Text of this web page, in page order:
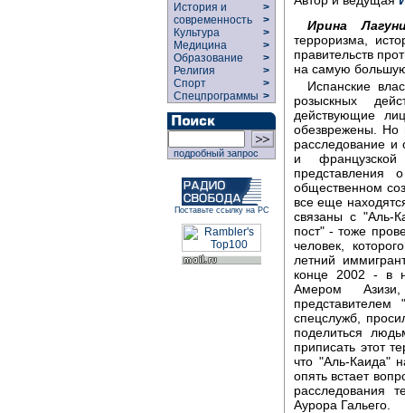
История и
современность
>
>
Культура
>
Медицина
>
Образование
>
Религия
>
Спорт
>
Спецпрограммы >
подробный запрос
Поставьте ссылку на РС
Ирина
терроризма,
правительств
на самую
Испанские
розыскных
действующие
обезврежены. Но
расследование и
и
представления
общественном
все еще
связаны с "Аль-
пост" - тоже
человек,
летний
конце 2002 - в
Амером
спецслужб,
поделиться
приписать этот
что "Аль-Каида"
опять встает
расследования
Аурора Гальего.